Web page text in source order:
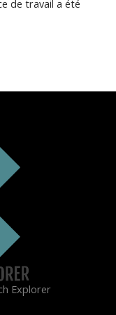
de travail a été
Explorer